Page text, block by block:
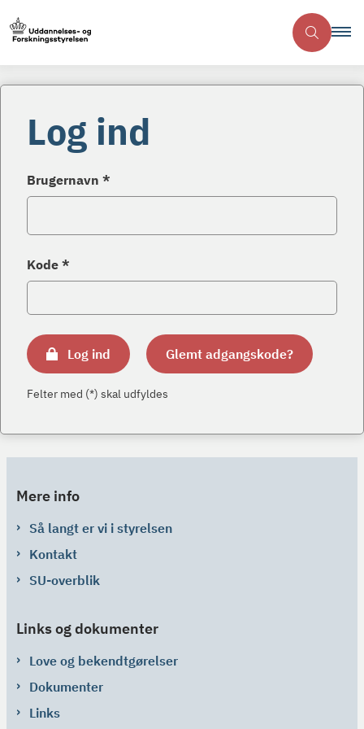
Log ind
Brugernavn *
Kode *
Log ind Glemt adgangskode?
Felter med (*) skal udfyldes
Mere info
Så langt er vi i styrelsen
Kontakt
SU-overblik
Links og dokumenter
Love og bekendtgørelser
Dokumenter
Links